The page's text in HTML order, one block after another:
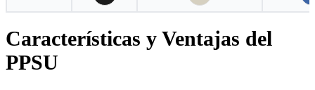
Características y Ventajas del
PPSU